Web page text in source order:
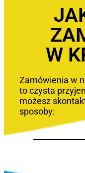
W
Zamówienia w
to czysta
możesz
sposoby: